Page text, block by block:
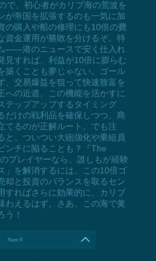
で、初心者がカリブ海の荒波を
が帝国を拡張するのも一気に加
の購入や船の修理にも10倍の費
資金運用が勝敗を分けるぞ。特
——港のニュースで安く仕入れ
見すれば、利益が10倍に膨らむ
築くことも夢じゃない。ゴール
、交易爆益を狙って快速致富を
への近道。この機能を活かすに
テップアップするタイミング
だけの戦利品を確保しつつ、商
てるのが正解ルート。でも注
と、ついつい大砲強化や乗組員
ンチに陥ることも？『The
プレイヤーなら、誰しもが経験
」を解消するには、この10倍ゴ
却と投資のバランスを取るセン
すればさらに効果的に、カリブ
わえるはず。さあ、この海で黄
う！
Num 6